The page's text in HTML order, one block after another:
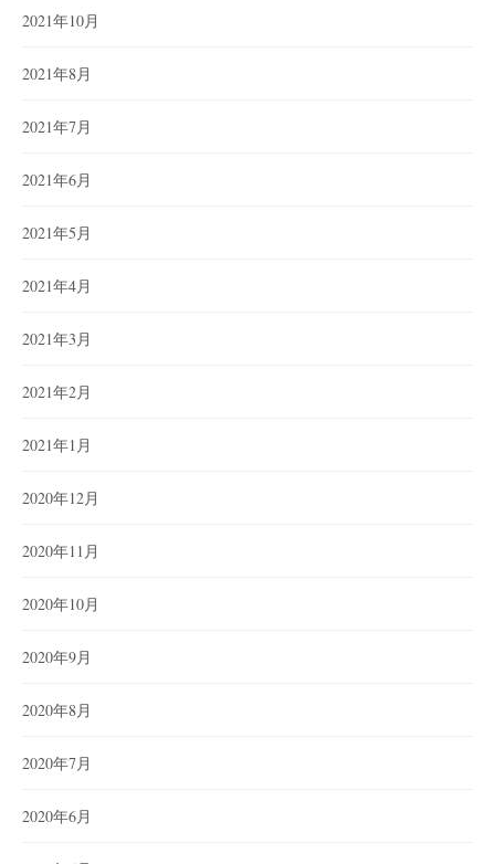
2021年10月
2021年8月
2021年7月
2021年6月
2021年5月
2021年4月
2021年3月
2021年2月
2021年1月
2020年12月
2020年11月
2020年10月
2020年9月
2020年8月
2020年7月
2020年6月